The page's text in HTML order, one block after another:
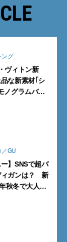
ング
ヴィトン新
な新素材｢シ
ノグラムバッ
GU
ー】SNSで超バ
ィガンは？ 新
秋冬で大人メ